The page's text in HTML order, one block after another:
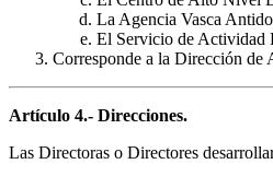
La Agencia Vasca
El Servicio de Actividad
Corresponde a la Dirección de
Artículo 4.- Direcciones.
Las Directoras o Directores